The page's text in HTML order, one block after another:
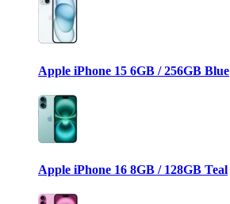
Apple iPhone 15 6GB / 256GB Blue
Apple iPhone 16 8GB / 128GB Teal